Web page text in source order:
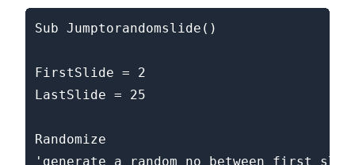
Sub Jumptorandomslide()
FirstSlide = 2
LastSlide = 25
Randomize
'generate a random no between first